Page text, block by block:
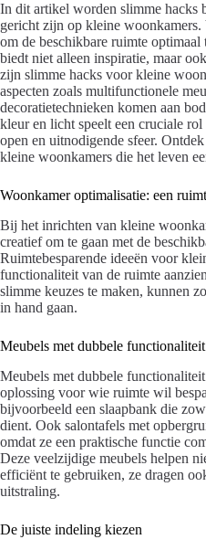
In dit artikel worden slimme hacks
gericht zijn op kleine
om de beschikbare ruimte
biedt niet alleen inspiratie, maar
zijn slimme hacks voor kleine
aspecten zoals multifunctionele
decoratietechnieken komen aan
kleur en licht speelt een cruciale rol
open en uitnodigende sfeer.
kleine woonkamers die het leven
Woonkamer optimalisatie: een
Bij het inrichten van kleine
creatief om te gaan met de
Ruimtebesparende ideeën voor
functionaliteit van de ruimte
slimme keuzes te maken, kunnen
in hand gaan.
Meubels met dubbele functionaliteit
Meubels met dubbele
oplossing voor wie ruimte wil
bijvoorbeeld een slaapbank die
dient. Ook salontafels met
omdat ze een praktische functie
Deze veelzijdige meubels helpen
efficiënt te gebruiken, ze dragen
uitstraling.
De juiste indeling kiezen